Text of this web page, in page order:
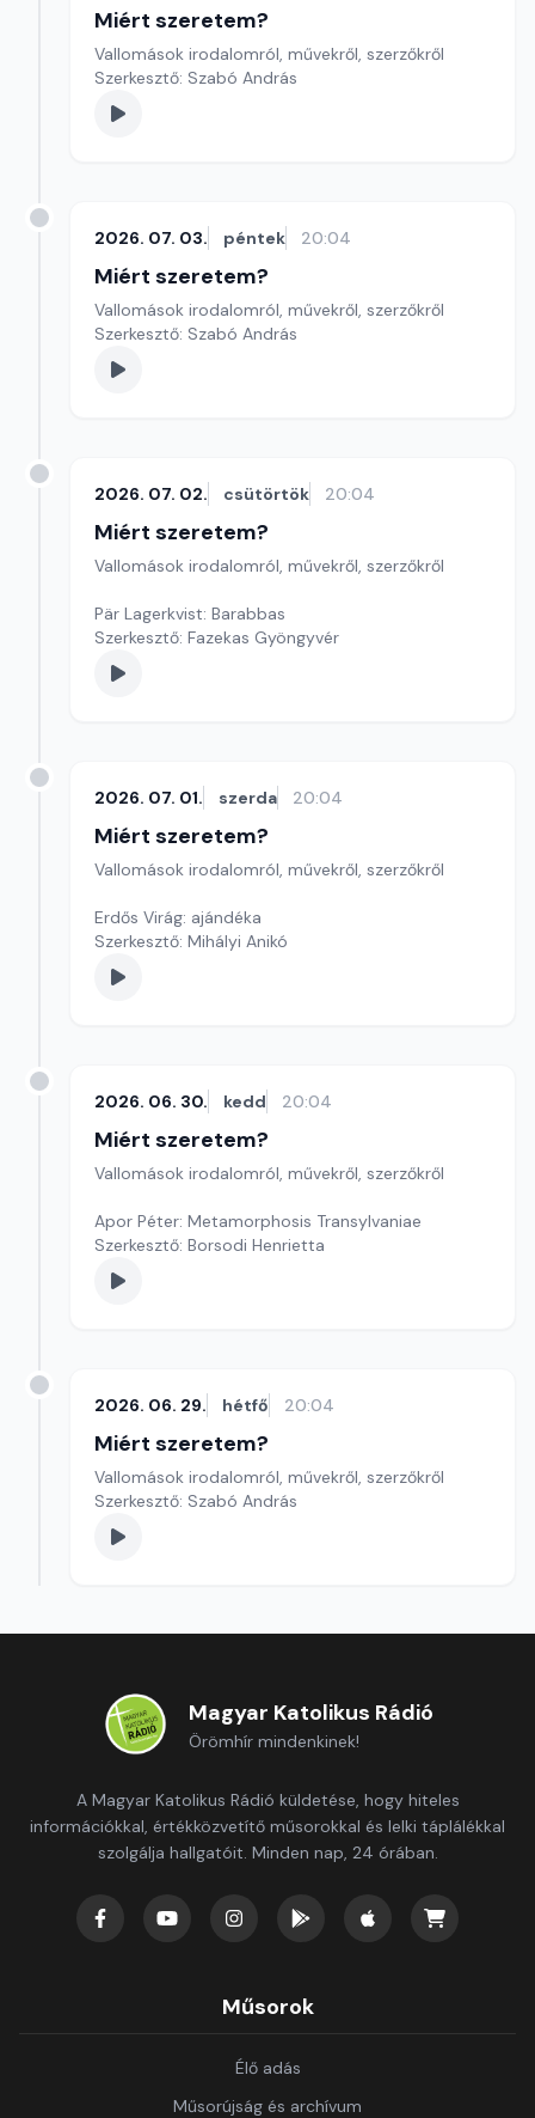
Miért szeretem?
Vallomások irodalomról, művekről, szerzőkről
Szerkesztő: Szabó András
2026. 07. 03. péntek 20:04
Miért szeretem?
Vallomások irodalomról, művekről, szerzőkről
Szerkesztő: Szabó András
2026. 07. 02. csütörtök 20:04
Miért szeretem?
Vallomások irodalomról, művekről, szerzőkről
Pär Lagerkvist: Barabbas
Szerkesztő: Fazekas Gyöngyvér
2026. 07. 01. szerda 20:04
Miért szeretem?
Vallomások irodalomról, művekről, szerzőkről
Erdős Virág: ajándéka
Szerkesztő: Mihályi Anikó
2026. 06. 30. kedd 20:04
Miért szeretem?
Vallomások irodalomról, művekről, szerzőkről
Apor Péter: Metamorphosis Transylvaniae
Szerkesztő: Borsodi Henrietta
2026. 06. 29. hétfő 20:04
Miért szeretem?
Vallomások irodalomról, művekről, szerzőkről
Szerkesztő: Szabó András
Magyar Katolikus Rádió
Örömhír mindenkinek!
A Magyar Katolikus Rádió küldetése, hogy hiteles
információkkal, értékközvetítő műsorokkal és lelki táplálékkal
szolgálja hallgatóit. Minden nap, 24 órában.
Műsorok
Élő adás
Műsorújság és archívum